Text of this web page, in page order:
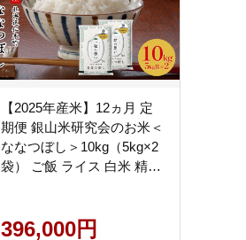
【2025年産米】12ヵ月 定
期便 銀山米研究会のお米＜
ななつぼし＞10kg（5kg×2
袋） ご飯 ライス 白米 精米
はん 昼ごはん 夜ごはん [株
396,000円